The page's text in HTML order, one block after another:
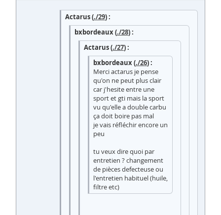
Actarus (./29) :
bxbordeaux (./28) :
Actarus (./27) :
bxbordeaux (./26) :
Merci actarus je pense
qu'on ne peut plus clair
car j'hesite entre une
sport et gti mais la sport
vu qu'elle a double carbu
ça doit boire pas mal
je vais réfléchir encore un
peu
tu veux dire quoi par
entretien ? changement
de pièces defecteuse ou
l'entretien habituel (huile,
filtre etc)